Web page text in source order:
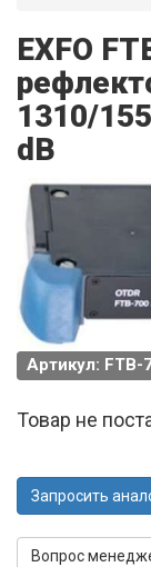
EXFO
1310/
dB
Артикул: FTB-
Товар не
Запросить
Вопрос